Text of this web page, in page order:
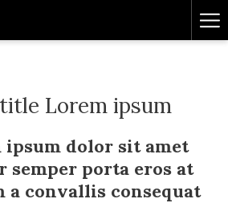
Lorem ipsum
ipsum dolor sit amet
semper porta eros at
a convallis consequat